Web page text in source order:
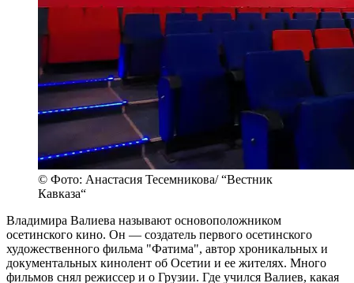
© Фото: Анастасия Тесемникова/ “Вестник
Кавказа“
Владимира Валиева называют основоположником
осетинского кино. Он — создатель первого осетинского
художественного фильма "Фатима", автор хроникальных и
документальных кинолент об Осетии и ее жителях. Много
фильмов снял режиссер и о Грузии. Где учился Валиев, какая